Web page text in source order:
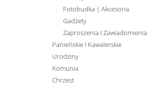
Fotobudka | Akcesoria
Gadżety
Zaproszenia I Zawiadomienia
Panieńskie I Kawalerskie
Urodziny
Komunia
Chrzest